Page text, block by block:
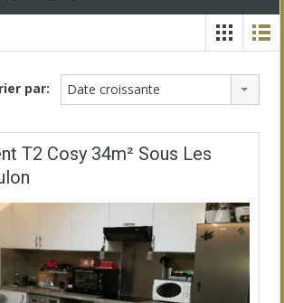
par: Date croissante
T2 Cosy 34m² Sous Les